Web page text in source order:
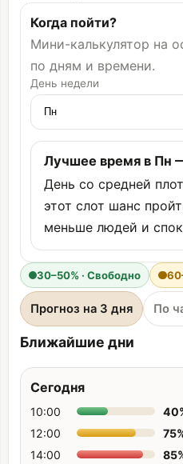
Когда пойти?
Мини-калькулятор на
по дням и времени.
День недели
Лучшее время в Пн
День со средней
этот слот шанс
меньше людей и
30–50% · Свободно
Прогноз на 3 дня По
Ближайшие дни
Сегодня
10:00 40
12:00
75
14:00
85